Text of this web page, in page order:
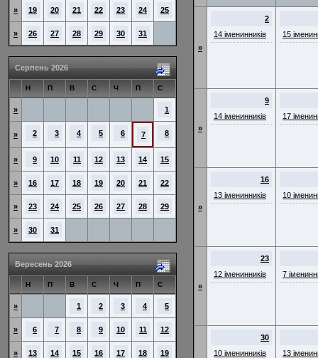
» 19 20 21 22 23 24 25
» 26 27 28 29 30 31
Серпень 2026
Н П В С Ч П С
» 1
» 2 3 4 5 6 7 8
» 9 10 11 12 13 14 15
» 16 17 18 19 20 21 22
» 23 24 25 26 27 28 29
» 30 31
Вересень 2026
Н П В С Ч П С
» 1 2 3 4 5
» 6 7 8 9 10 11 12
» 13 14 15 16 17 18 19
»
2
14 іменинників
15
»
9
14 іменинників
17
»
16
13 іменинників
10
»
23
12 іменинників
7
30
10 іменинників
13